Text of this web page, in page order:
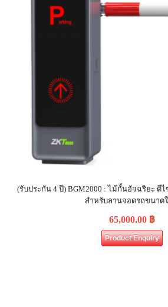
(รับประกัน 4 ปี) BGM2000 : ไม้กั้นอัจฉริยะ ดี
สำหรับลานจอดรถขนาด
65,000.00 ฿
Product Enquiry